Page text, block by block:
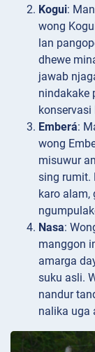
Kogui:
wong
lan
dhewe
jawab
nindakake
Emberá:
wong
misuwur
sing rumit.
karo alam,
Nasa:
manggon
amarga
suku asli.
nandur
nalika uga